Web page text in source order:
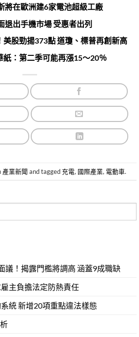
將在歐洲建6家電池超級工廠
退出手機市場 受惠者出列
美股勁揚373點 道瓊、標普再創新高
紙：第二季可能再漲15～20％
產業新聞 and tagged充電, 國際產業, 電動車.
議！揭露門檻將調高 涵蓋9成職缺
主負擔法定防熱責任
統 新增20項重點違法樣態